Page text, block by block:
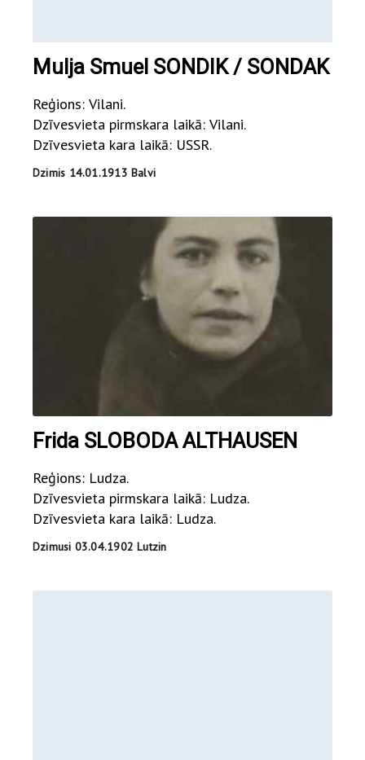
Mulja Smuel SONDIK / SONDAK
Reģions: Vilani.
Dzīvesvieta pirmskara laikā: Vilani.
Dzīvesvieta kara laikā: USSR.
Dzimis 14.01.1913 Balvi
Frida SLOBODA ALTHAUSEN
Reģions: Ludza.
Dzīvesvieta pirmskara laikā: Ludza.
Dzīvesvieta kara laikā: Ludza.
Dzimusi 03.04.1902 Lutzin